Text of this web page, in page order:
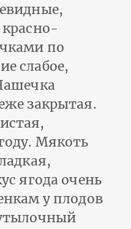
по
слабое,
закрытая.
Мякоть
ягода очень
у плодов